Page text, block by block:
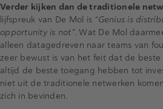
Verder kijken dan de traditionele
lijfspreuk van De Mol is “Genius is
opportunity is not”. Wat De Mol
alleen datagedreven naar teams van
zeer bewust is van het feit dat de
altijd de beste toegang hebben tot
niet uit de traditionele netwerken
zich in bevinden.